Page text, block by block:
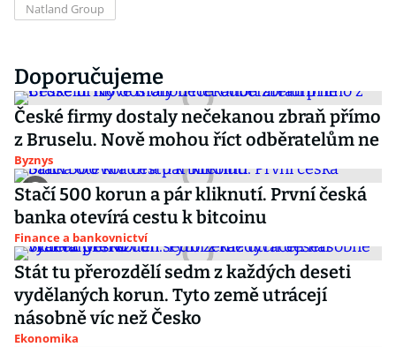
Natland Group
Doporučujeme
České firmy dostaly nečekanou zbraň přímo
z Bruselu. Nově mohou říct odběratelům ne
Byznys
Stačí 500 korun a pár kliknutí. První česká
banka otevírá cestu k bitcoinu
Finance a bankovnictví
Stát tu přerozdělí sedm z každých deseti
vydělaných korun. Tyto země utrácejí
násobně víc než Česko
Ekonomika